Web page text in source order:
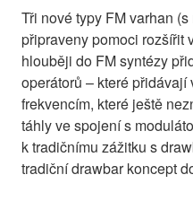
Tři nové typy FM varhan
připraveny pomoci rozšířit
hlouběji do FM syntézy
operátorů – které
frekvencím, které ještě
táhly ve spojení s
k tradičnímu zážitku s
tradiční drawbar koncept